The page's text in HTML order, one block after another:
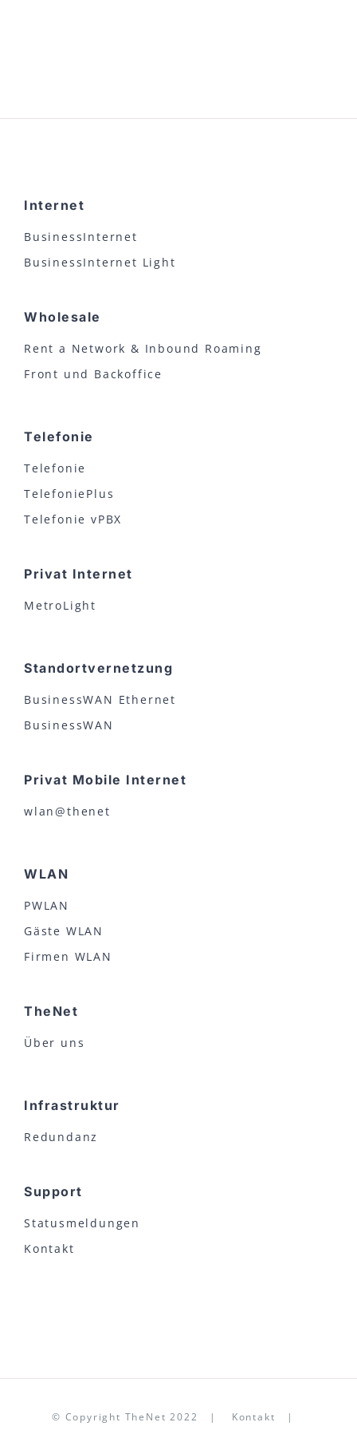
Internet
BusinessInternet
BusinessInternet Light
Wholesale
Rent a Network & Inbound Roaming
Front und Backoffice
Telefonie
Telefonie
TelefoniePlus
Telefonie vPBX
Privat Internet
MetroLight
Standortvernetzung
BusinessWAN Ethernet
BusinessWAN
Privat Mobile Internet
wlan@thenet
WLAN
PWLAN
Gäste WLAN
Firmen WLAN
TheNet
Über uns
Infrastruktur
Redundanz
Support
Statusmeldungen
Kontakt
© Copyright TheNet 2022 | Kontakt |